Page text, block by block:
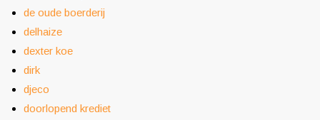
de oude boerderij
delhaize
dexter koe
dirk
djeco
doorlopend krediet